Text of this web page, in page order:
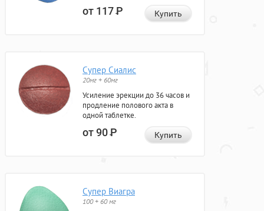
от 117Р Купить
Супер Сиалис
20мг + 60мг
Усиление эрекции до 36 часов и
продление полового акта в
одной таблетке.
от 90Р Купить
Супер Виагра
100 + 60 мг